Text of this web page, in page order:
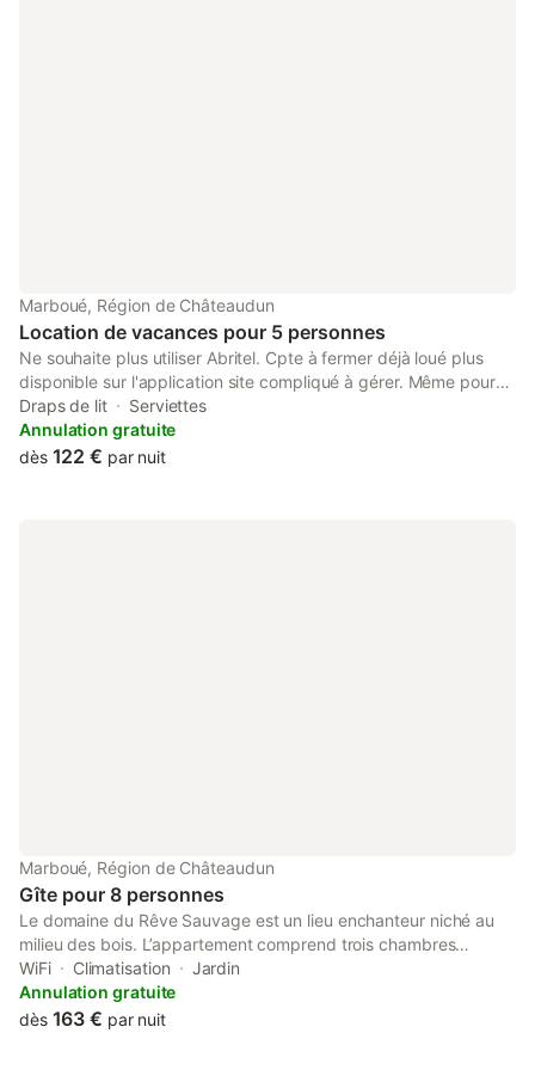
Marboué, Région de Châteaudun
Location de vacances pour 5 personnes
Ne souhaite plus utiliser Abritel. Cpte à fermer déjà loué plus
disponible sur l'application site compliqué à gérer. Même pour
se retirer c'est compliqué merci de faire le nécessaire pour ret
Draps de lit
Serviettes
Annulation gratuite
dès 122 € par nuit
Marboué, Région de Châteaudun
Gîte pour 8 personnes
Le domaine du Rêve Sauvage est un lieu enchanteur niché au
milieu des bois. L’appartement comprend trois chambres
spacieuses, bien éclairées qui offrent des vues imprenables et
qui sont décorées avec goût et audace pour vous plonger dans
une atmosphère chaleureuse, accueillante et unique. Le gîte a
WiFi Climatisation
Jardin
Annulation gratuite
dès 163 € par nuit